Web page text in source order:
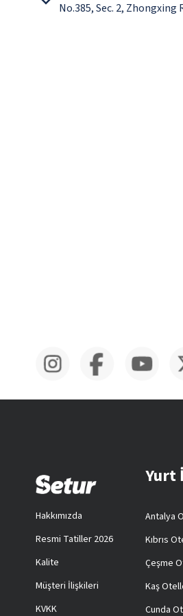
No.385, Sec. 2, Zhongxing
Hakkımızda
Resmi Tatiller 2026
Kalite
Müşteri İlişkileri
KVKK
Yurt
Antalya
Kıbrıs
Çeşme
Kaş
Cunda